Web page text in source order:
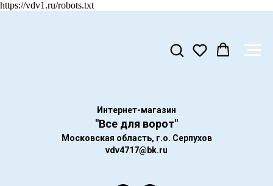
https://vdv1.ru/robots.txt
Интернет-магазин
"Все для ворот"
Московская область, г.о. Серпухов
vdv4717@bk.ru